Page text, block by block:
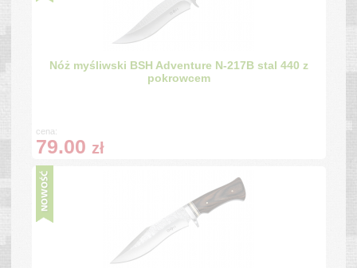
Nóż myśliwski BSH Adventure N-217B stal 440 z
pokrowcem
cena:
79.00 zł